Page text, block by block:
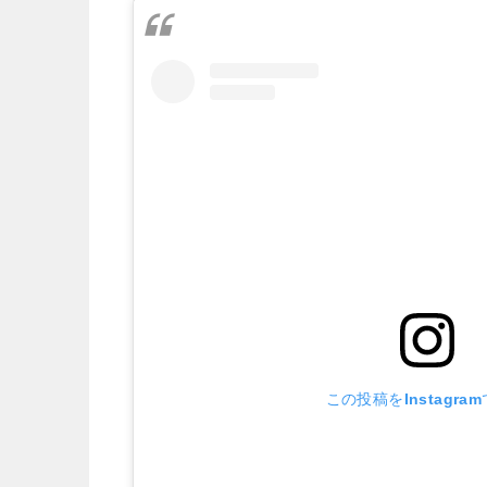
この投稿をInstagram